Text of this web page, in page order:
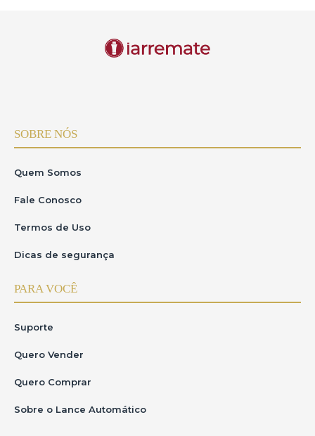
SOBRE NÓS
Quem Somos
Fale Conosco
Termos de Uso
Dicas de segurança
PARA VOCÊ
Suporte
Quero Vender
Quero Comprar
Sobre o Lance Automático